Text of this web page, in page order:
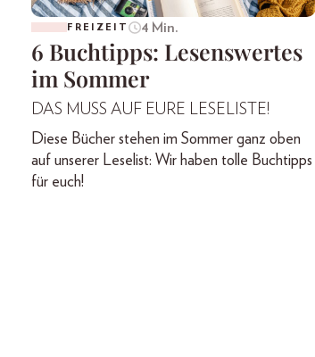
FREIZEIT 4 Min.
6 Buchtipps: Lesenswertes
im Sommer
DAS MUSS AUF EURE LESELISTE!
Diese Bücher stehen im Sommer ganz oben
auf unserer Leselist: Wir haben tolle Buchtipps
für euch!